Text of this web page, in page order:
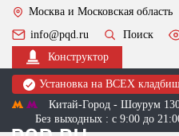
Москва и Московская область
info@pqd.ru
Поиск
Конструктор
Установка на ВСЕХ
Китай-Город - Шоурум
Без выходных : с 9:00 до